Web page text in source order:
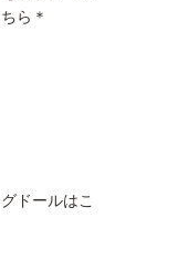
ら＊
ドールはこ